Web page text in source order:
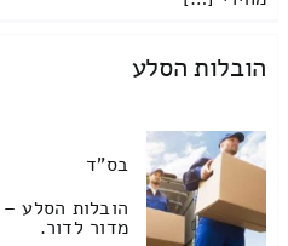
הובלות הסלע
בס"ד
הובלות הסלע
מדור לדור.